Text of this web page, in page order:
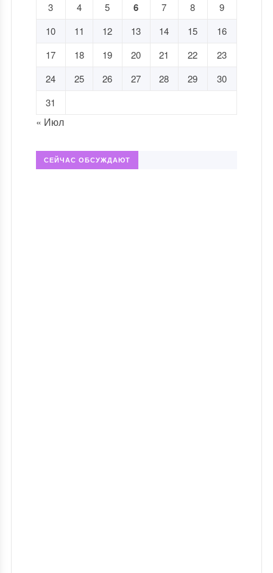
3
4 5 6 7 8
9
10
11 12 13 14 15
16
17
18 19 20 21 22
23
24
25 26 27 28 29
30
31
« Июл
СЕЙЧАС ОБСУЖДАЮТ